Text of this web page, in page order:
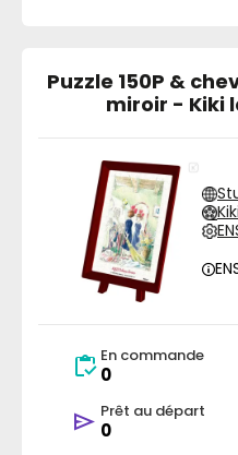
Puzzle 150P &
miroir - Kiki
En commande
0
Prêt au départ
0